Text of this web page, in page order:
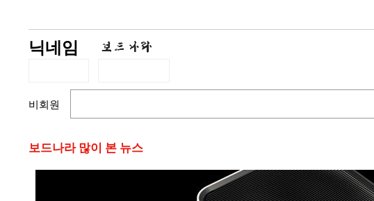
닉네임
비회원
보드나라 많이 본 뉴스